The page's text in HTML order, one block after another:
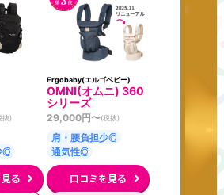
抜)
◎
る
Ergobaby(エルゴベビー)
OMNI(オムニ) 360
シリーズ
29,000円〜(税抜)
肩・腰負担少◎
通気性◎
口コミを見る